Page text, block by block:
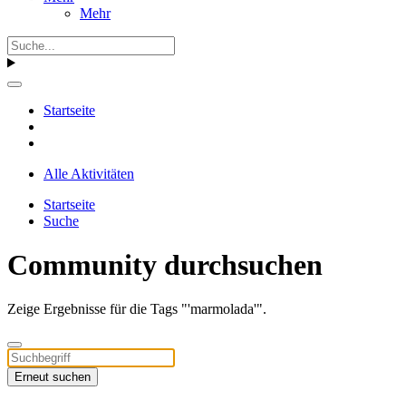
Mehr
Startseite
Alle Aktivitäten
Startseite
Suche
Community durchsuchen
Zeige Ergebnisse für die Tags "'marmolada'".
Erneut suchen